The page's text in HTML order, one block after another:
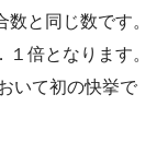
と同じ数です。
１倍となります。
いて初の快挙で